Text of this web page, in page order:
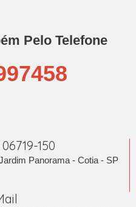
Pelo Telefone
150
Panorama - Cotia - SP